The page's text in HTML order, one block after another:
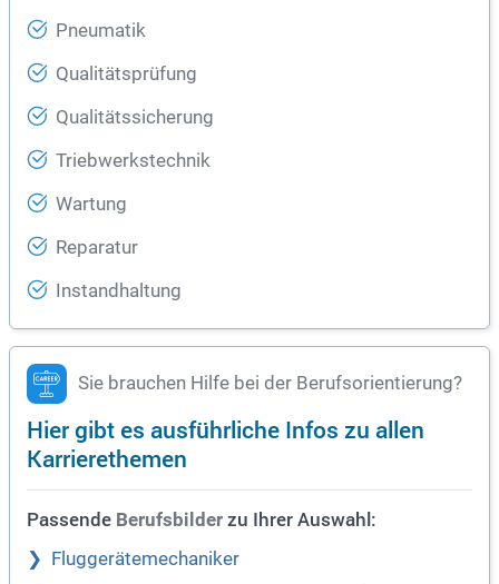
Pneumatik
Qualitätsprüfung
Qualitätssicherung
Triebwerkstechnik
Wartung
Reparatur
Instandhaltung
Sie brauchen Hilfe bei der Berufsorientierung?
Hier gibt es ausführliche Infos zu allen
Karrierethemen
Passende Berufsbilder zu Ihrer Auswahl:
Fluggerätemechaniker